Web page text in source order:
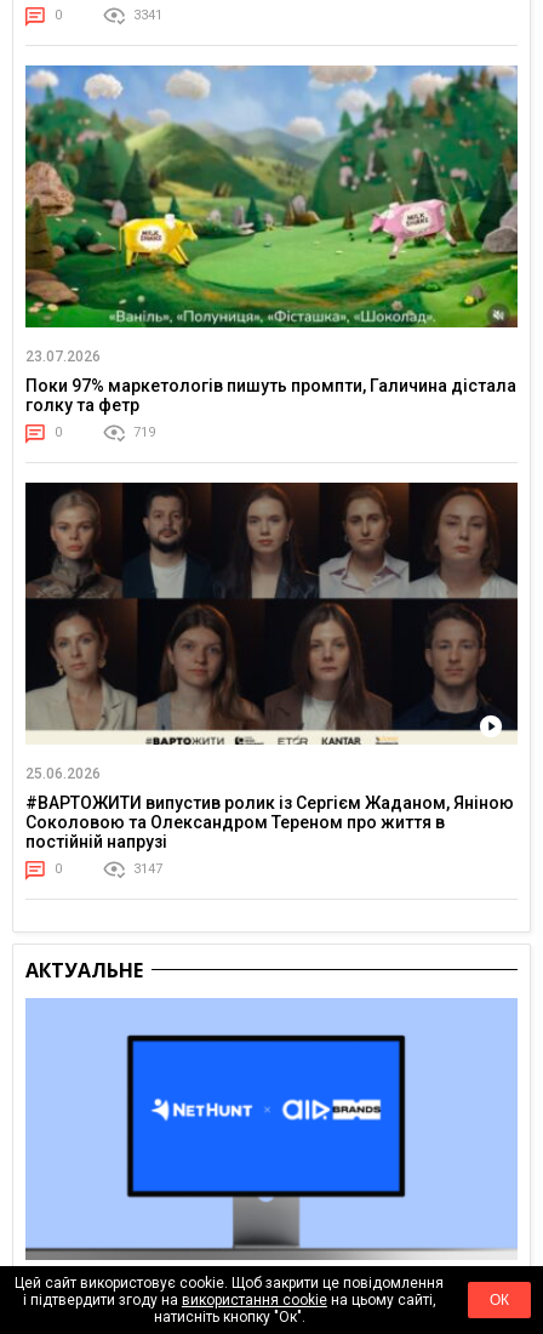
0 3341
23.07.2026
Поки 97% маркетологів пишуть промпти, Галичина дістала
голку та фетр
0 719
25.06.2026
#ВАРТОЖИТИ випустив ролик із Сергієм Жаданом, Яніною
Соколовою та Олександром Тереном про життя в
постійній напрузі
0 3147
АКТУАЛЬНЕ
Вчора
Як налаштувати процеси для агенції: досвід AIR Brands у
Цей сайт використовує cookie. Щоб закрити це повідомлення
і підтвердити згоду на використання cookieна цьому сайті,
натисніть кнопку "Ок".
ОК